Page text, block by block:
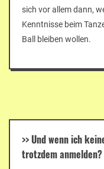
sich vor allem dann,
Kenntnisse beim
Ball bleiben wollen.
>>Und wenn ich
trotzdem anmelden?